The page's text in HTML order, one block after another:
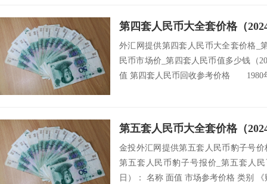
第四套人民币大全套价格（
外汇网提供第四套人民币大全套价格_
民币市场价_第四套人民币值多少钱（
值 第四套人民币回收参考价格 1980
第五套人民币大全套价格（
金投外汇网提供第五套人民币豹子号
第五套人民币豹子号报价_第五套人
日）： 名称 面值 市场参考价格 类别